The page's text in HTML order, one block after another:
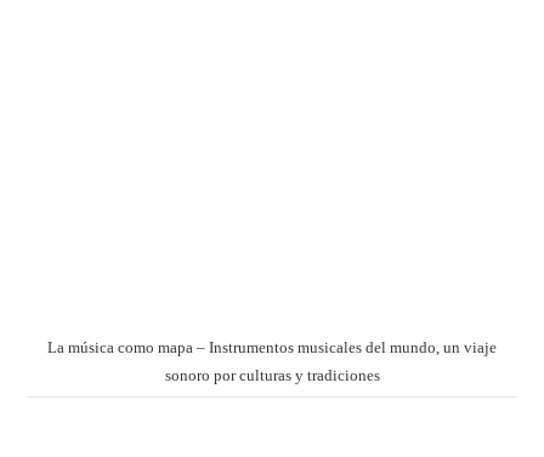
La música como mapa – Instrumentos musicales del mundo, un viaje
sonoro por culturas y tradiciones